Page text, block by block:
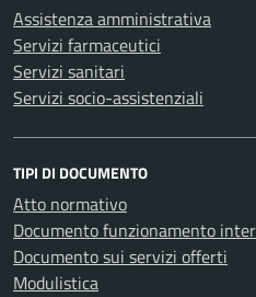
Assistenza amministrativa
Servizi farmaceutici
Servizi sanitari
Servizi socio-assistenziali
TIPI DI DOCUMENTO
Atto normativo
Documento funzionamento
Documento sui servizi offerti
Modulistica